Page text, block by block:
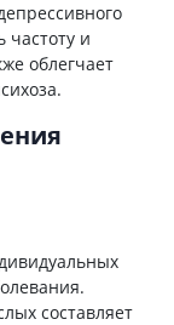
частоту и
облегчает
составляет